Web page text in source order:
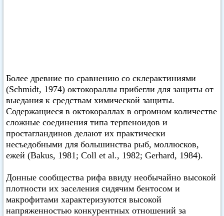
Более древние по сравнению со склерактиниями
(Schmidt, 1974) октокораллы прибегли для защиты от
выедания к средствам химической защиты.
Содержащиеся в октокораллах в огромном количестве
сложные соединения типа терпеноидов и
простагландинов делают их практически
несъедобными для большинства рыб, моллюсков,
ежей (Bakus, 1981; Coll et аl., 1982; Gerhard, 1984).
Донные сообщества рифа ввиду необычайно высокой
плотности их заселения сидячим бентосом и
макрофитами характеризуются высокой
напряженностью конкурентных отношений за